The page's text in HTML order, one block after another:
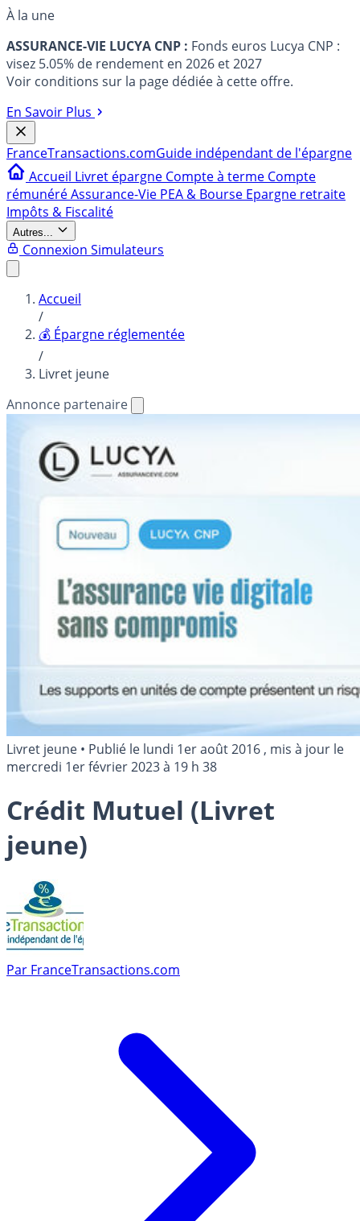
À la une
ASSURANCE-VIE LUCYA CNP : Fonds euros Lucya CNP :
visez 5.05% de rendement en 2026 et 2027
Voir conditions sur la page dédiée à cette offre.
En Savoir Plus
FranceTransactions.comGuide indépendant de l'épargne
Accueil Livret épargne Compte à terme Compte
rémunéréAssurance-Vie PEA & Bourse Epargne retraite
Impôts & Fiscalité
Autres...
Connexion Simulateurs
Accueil
/
💰 Épargne réglementée
/
Livret jeune
Annonce partenaire
Livret jeune • Publié le lundi 1er août 2016 , mis à jour le
mercredi 1er février 2023 à 19 h 38
Crédit Mutuel (Livret
jeune)
Par FranceTransactions.com